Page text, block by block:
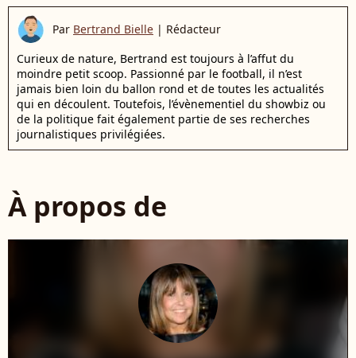
Par Bertrand Bielle | Rédacteur
Curieux de nature, Bertrand est toujours à l’affut du
moindre petit scoop. Passionné par le football, il n’est
jamais bien loin du ballon rond et de toutes les actualités
qui en découlent. Toutefois, l’évènementiel du showbiz ou
de la politique fait également partie de ses recherches
journalistiques privilégiées.
À propos de